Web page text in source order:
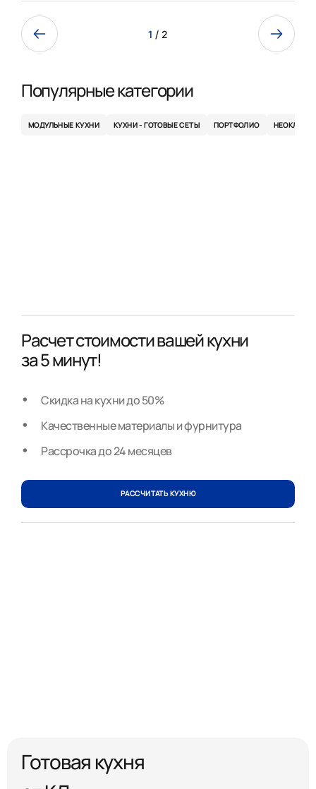
1 / 2
Популярные категории
МОДУЛЬНЫЕ КУХНИ КУХНИ - ГОТОВЫЕ СЕТЫ ПОРТФОЛИО
Расчет стоимости вашей кухни
за 5 минут!
Скидка на кухни до 50%
Качественные материалы и фурнитура
Рассрочка до 24 месяцев
РАССЧИТАТЬ КУХНЮ
Готовая кухня